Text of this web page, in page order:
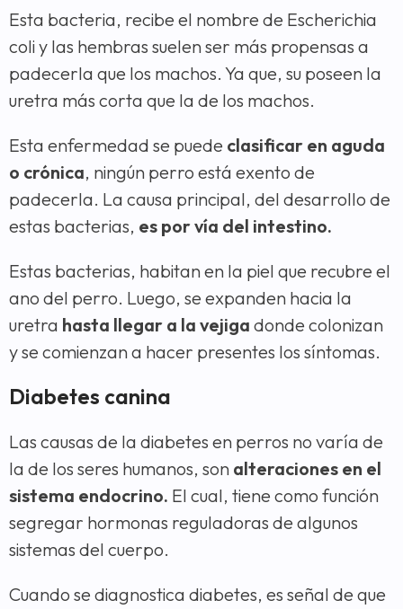
Esta bacteria, recibe el nombre de Escherichia
coli y las hembras suelen ser más propensas a
padecerla que los machos. Ya que, su poseen la
uretra más corta que la de los machos.
Esta enfermedad se puede clasificar en aguda
o crónica, ningún perro está exento de
padecerla. La causa principal, del desarrollo de
estas bacterias, es por vía del intestino.
Estas bacterias, habitan en la piel que recubre el
ano del perro. Luego, se expanden hacia la
uretra hasta llegar a la vejiga donde colonizan
y se comienzan a hacer presentes los síntomas.
Diabetes canina
Las causas de la diabetes en perros no varía de
la de los seres humanos, son alteraciones en el
sistema endocrino. El cual, tiene como función
segregar hormonas reguladoras de algunos
sistemas del cuerpo.
Cuando se diagnostica diabetes, es señal de que